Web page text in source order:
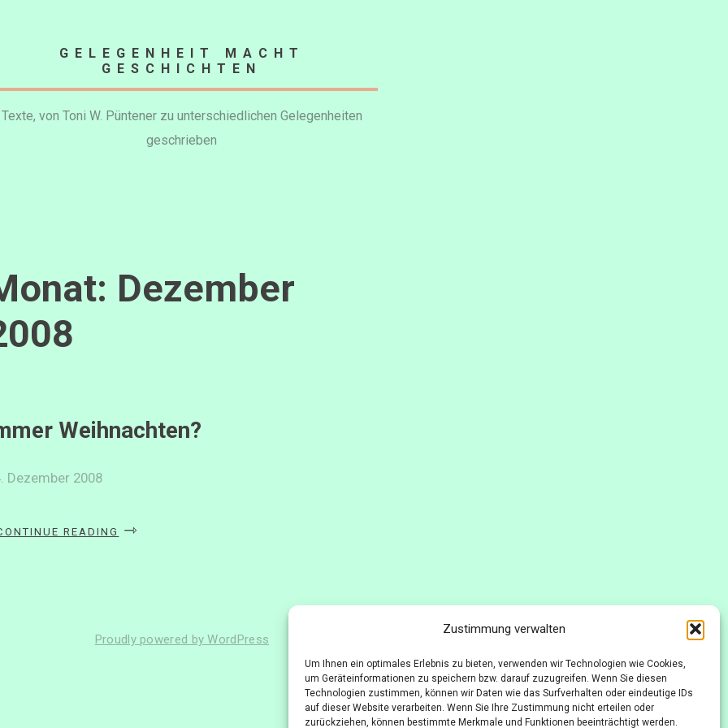
Zustimmung verwalten
Um Ihnen ein optimales Erlebnis zu bieten, verwenden wir Technologien wie Cookies,
um Geräteinformationen zu speichern bzw. darauf zuzugreifen. Wenn Sie diesen
Technologien zustimmen, können wir Daten wie das Surfverhalten oder eindeutige IDs
auf dieser Website verarbeiten. Wenn Sie Ihre Zustimmung nicht erteilen oder
zurückziehen, können bestimmte Merkmale und Funktionen beeinträchtigt werden.
GELEGENHEIT MACHT
GESCHICHTEN
Texte, von Toni W. Püntener zu unterschiedlichen Gelegenheiten
geschrieben
Dezember
Weihnachten?
Dezember 2008
READING
Proudly powered by WordPress